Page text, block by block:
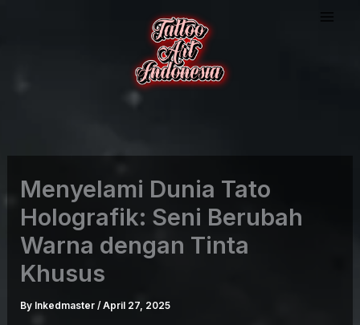
Menyelami Dunia Tato
Holografik: Seni Berubah
Warna dengan Tinta
Khusus
By Inkedmaster/April 27, 2025